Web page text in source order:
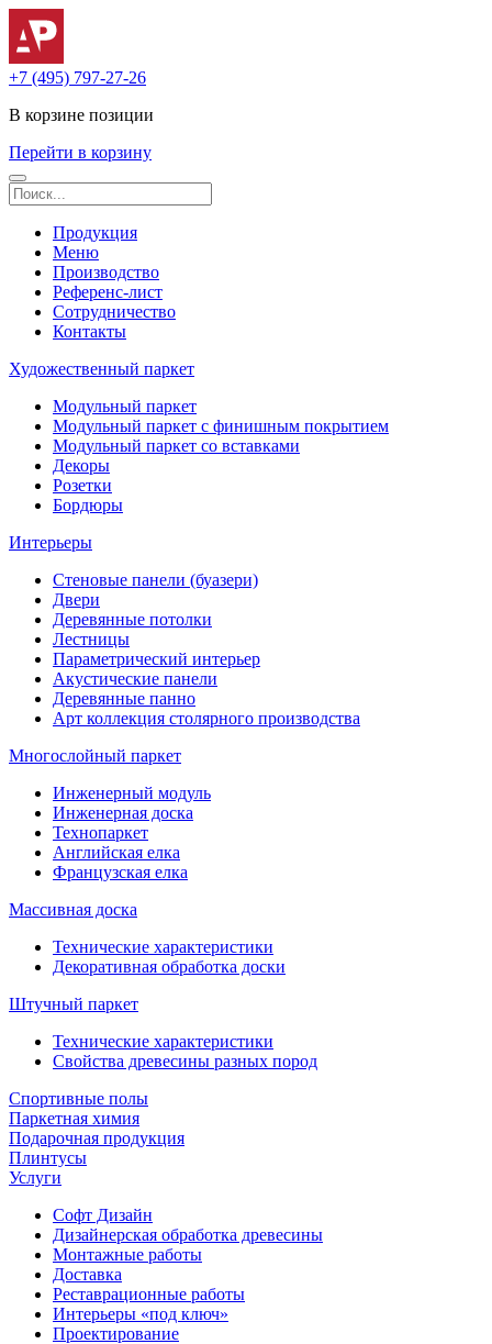
+7 (495) 797-27-26
В корзине позиции
Перейти в корзину
Продукция
Меню
Производство
Референс-лист
Сотрудничество
Контакты
Художественный паркет
Модульный паркет
Модульный паркет с финишным покрытием
Модульный паркет со вставками
Декоры
Розетки
Бордюры
Интерьеры
Стеновые панели (буазери)
Двери
Деревянные потолки
Лестницы
Параметрический интерьер
Акустические панели
Деревянные панно
Арт коллекция столярного производства
Многослойный паркет
Инженерный модуль
Инженерная доска
Технопаркет
Английская елка
Французская елка
Массивная доска
Технические характеристики
Декоративная обработка доски
Штучный паркет
Технические характеристики
Свойства древесины разных пород
Спортивные полы
Паркетная химия
Подарочная продукция
Плинтусы
Услуги
Софт Дизайн
Дизайнерская обработка древесины
Монтажные работы
Доставка
Реставрационные работы
Интерьеры «под ключ»
Проектирование